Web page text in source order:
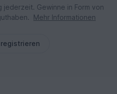
jederzeit. Gewinne in Form von
Mehr Informationen